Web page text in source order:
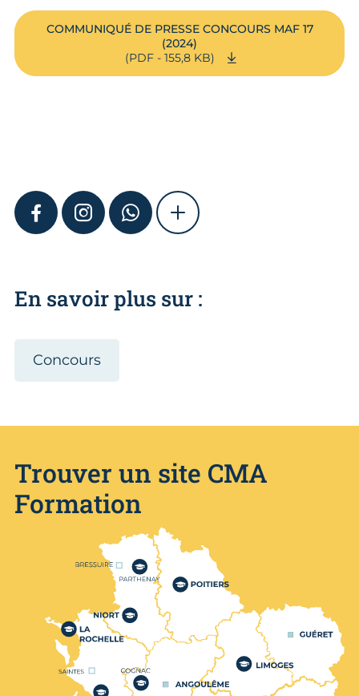
COMMUNIQUÉ DE PRESSE CONCOURS MAF 17
(2024)
(PDF - 155,8 KB)
FACEBOOKINSTAGRAMWHATSAPPSHOW MORE
En savoir plus sur :
Concours
Trouver un site CMA
Formation
Nos centres de formation